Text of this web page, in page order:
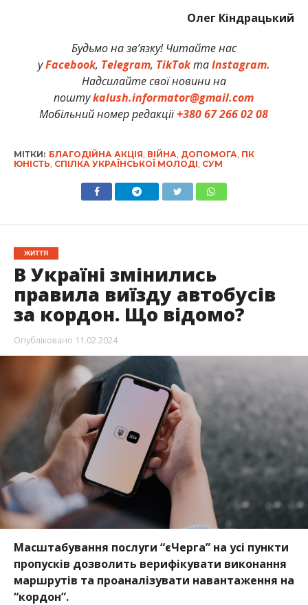
Олег Кіндрацький
Будьмо на зв’язку! Читайте нас
уFacebook, Telegram, TikTokтаInstagram.
Надсилайте свої новини на
поштуkalush.informator@gmail.com
Мобільний номер редакції+380 67 266 02 08
МІТКИ: БЛАГОДІЙНА АКЦІЯ ВІЙНА ДОПОМОГА ПК
ЮНІСТЬ СПІЛКА УКРАЇНСЬКОЇ МОЛОДІ СУМ
ЖИТТЯ
В Україні змінились
правила виїзду автобусів
за кордон. Що відомо?
Опубліковано 11.02.2024
Масштабування послуги “єЧерга” на усі пункти
пропусків дозволить верифікувати виконання
маршрутів та проаналізувати навантаження на
“кордон”.